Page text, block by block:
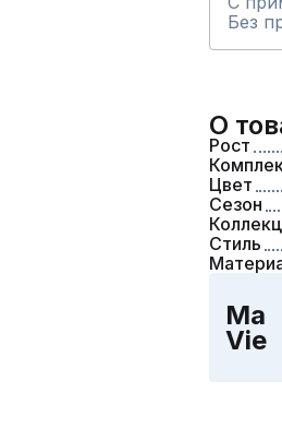
Без
О
Рост
Цвет
Сезон
Стиль
Ma
Vie